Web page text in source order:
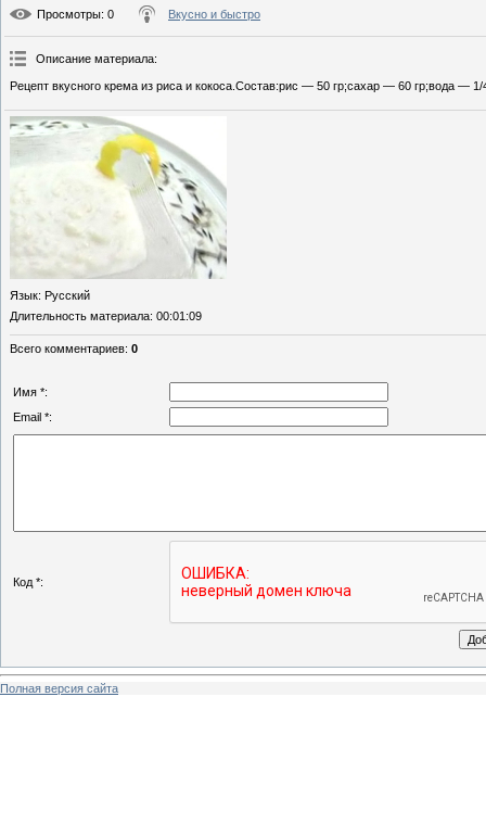
Просмотры: 0 Вкусно и быстро
Описание материала:
Рецепт вкусного крема из риса и кокоса.Состав:рис — 50 гр;сахар — 60 гр;вода —
Язык: Русский
Длительность материала: 00:01:09
Всего комментариев: 0
Имя *:
Email *:
Код *:
Полная версия сайта